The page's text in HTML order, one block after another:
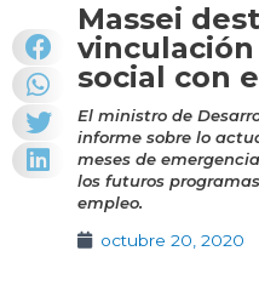
Massei
social con
El ministro de
informe sobre lo
meses de
los futuros
empleo.
octubre 20, 2020